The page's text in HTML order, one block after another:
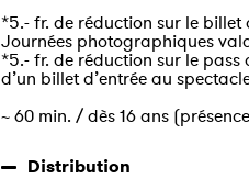
*5.- fr. de réduction sur le billet
Journées photographiques
*5.- fr. de réduction sur le pass
d’un billet d’entrée au
~ 60 min. / dès 16 ans
Distribution